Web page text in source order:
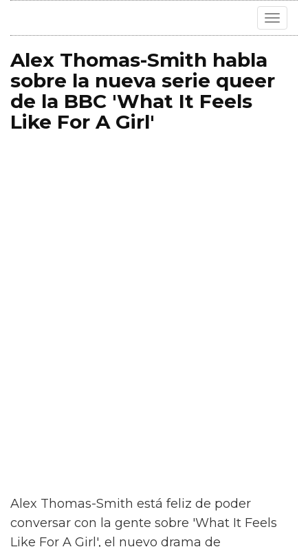
Toggle
Alex Thomas-Smith habla
sobre la nueva serie queer
de la BBC 'What It Feels
Like For A Girl'